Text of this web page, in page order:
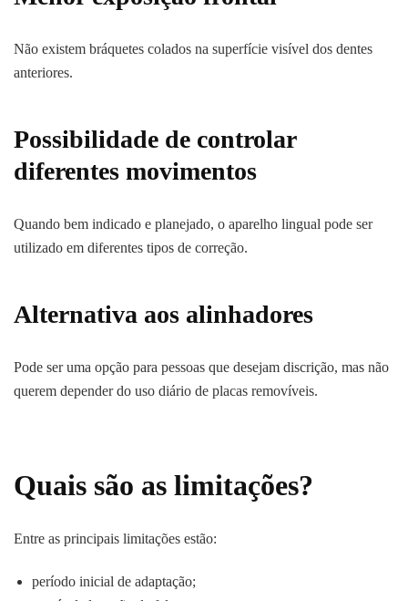
Não existem bráquetes colados na superfície visível dos dentes
anteriores.
Possibilidade de controlar
diferentes movimentos
Quando bem indicado e planejado, o aparelho lingual pode ser
utilizado em diferentes tipos de correção.
Alternativa aos alinhadores
Pode ser uma opção para pessoas que desejam discrição, mas não
querem depender do uso diário de placas removíveis.
Quais são as limitações?
Entre as principais limitações estão:
período inicial de adaptação;